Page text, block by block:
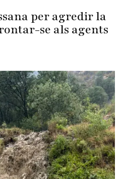
per agredir la
se als agents